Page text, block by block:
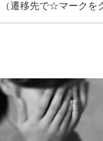
（遷移先で☆マークを